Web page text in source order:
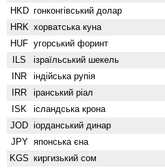
HKD гонконгівський долар
HRK хорватська куна
HUF угорський форинт
ILS ізраїльський шекель
INR індійська рупія
IRR іранський ріал
ISK ісландська крона
JOD іорданський динар
JPY японська єна
KGS киргизький сом